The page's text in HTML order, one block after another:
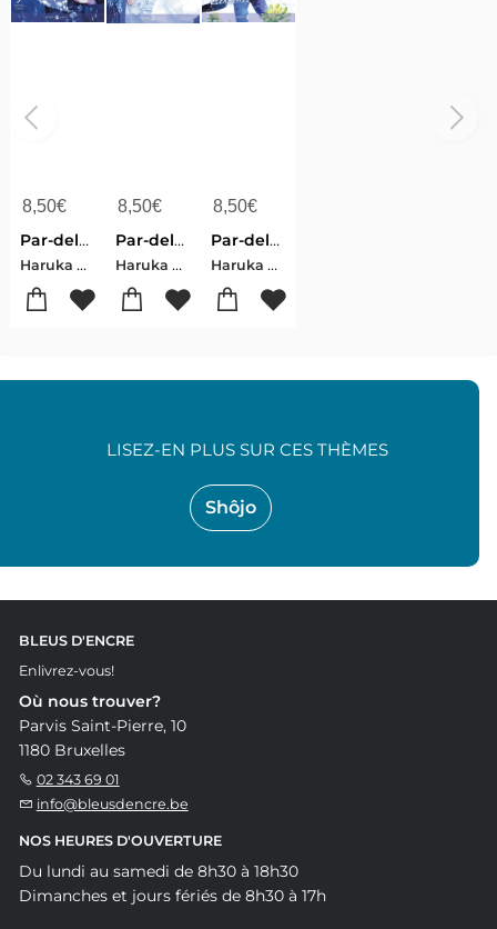
8,50€
Par-dela Les Neiges Eternelles Tome 3
Haruka Chizu
8,50€
Par-dela Les Neiges Eternelles Tome 1
Haruka Chizu
8,50€
Par-dela Les Neiges Eternelles T04
Haruka Chizu
Shôjo
LISEZ-EN PLUS SUR CES THÈMES
BLEUS D'ENCRE
Enlivrez-vous!
Où nous trouver?
Parvis Saint-Pierre, 10
1180 Bruxelles
02 343 69 01
info@bleusdencre.be
NOS HEURES D'OUVERTURE
Du lundi au samedi de 8h30 à 18h30
Dimanches et jours fériés de 8h30 à 17h